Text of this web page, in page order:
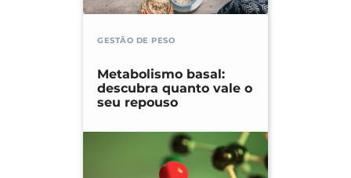
GESTÃO DE PESO
Metabolismo basal:
descubra quanto vale o
seu repouso